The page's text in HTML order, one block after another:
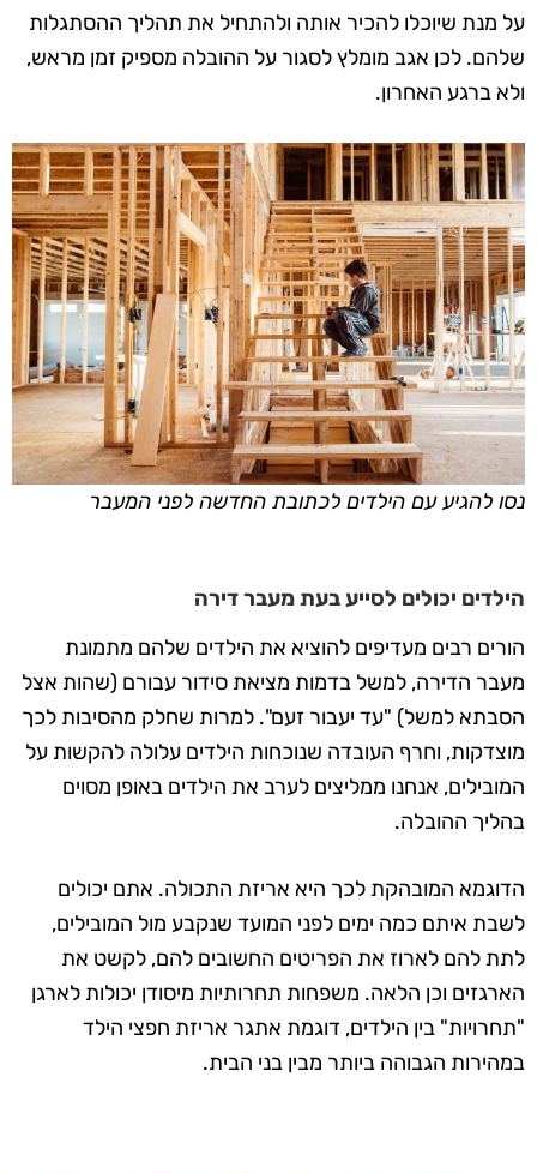
על מנת שיוכלו להכיר אותה ולהתחיל את תהליך ההסתגלות
שלהם. לכן אגב מומלץ לסגור על ההובלה מספיק זמן מראש,
ולא ברגע האחרון.
נסו להגיע עם הילדים לכתובת החדשה לפני המעבר
הילדים יכולים לסייע בעת מעבר דירה
הורים רבים מעדיפים להוציא את הילדים שלהם מתמונת
מעבר הדירה, למשל בדמות מציאת סידור עבורם (שהות אצל
הסבתא למשל) "עד יעבור זעם". למרות שחלק מהסיבות לכך
מוצדקות, וחרף העובדה שנוכחות הילדים עלולה להקשות על
המובילים, אנחנו ממליצים לערב את הילדים באופן מסוים
בהליך ההובלה.
הדוגמא המובהקת לכך היא אריזת התכולה. אתם יכולים
לשבת איתם כמה ימים לפני המועד שנקבע מול המובילים,
לתת להם לארוז את הפריטים החשובים להם, לקשט את
הארגזים וכן הלאה. משפחות תחרותיות מיסודן יכולות לארגן
"תחרויות" בין הילדים, דוגמת אתגר אריזת חפצי הילד
במהירות הגבוהה ביותר מבין בני הבית.